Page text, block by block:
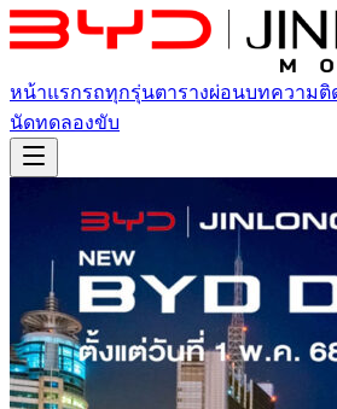
หน้าแรกรถทุกรุ่นตารางผ่อนบทความติ
นัดทดลองขับ